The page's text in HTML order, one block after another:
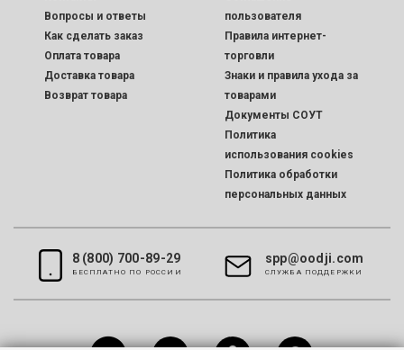
Вопросы и ответы
Как сделать заказ
Оплата товара
Доставка товара
Возврат товара
пользователя
Правила интернет-
торговли
Знаки и правила ухода за
товарами
Документы СОУТ
Политика
использования cookies
Политика обработки
персональных данных
8 (800) 700-89-29
БЕСПЛАТНО ПО РОССИИ
spp@oodji.com
CЛУЖБА ПОДДЕРЖКИ